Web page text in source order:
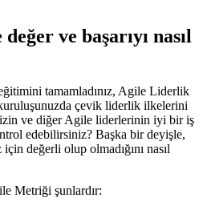
ve başarıyı nasıl
tamamladınız, Agile Liderlik
çevik liderlik ilkelerini
ve diğer Agile liderlerinin iyi bir iş
edebilirsiniz? Başka bir deyişle,
değerli olup olmadığını nasıl
Metriği şunlardır: